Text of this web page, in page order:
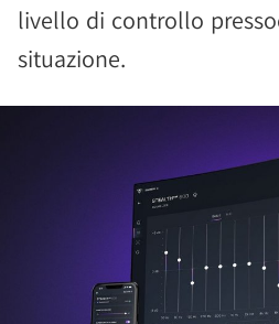
livello di controllo
situazione.